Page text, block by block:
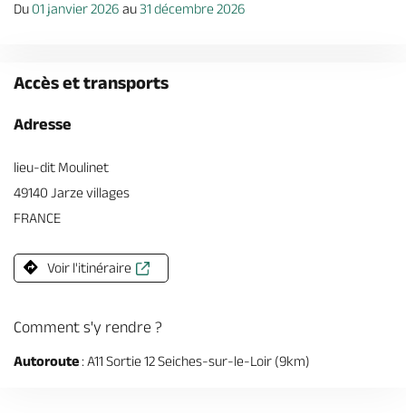
Du 01 janvier 2026 au31 décembre 2026
Accès et transports
Adresse
lieu-dit Moulinet
49140 Jarze villages
FRANCE
Voir l'itinéraire
Comment s'y rendre ?
Autoroute : A11 Sortie 12 Seiches-sur-le-Loir (9km)